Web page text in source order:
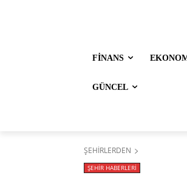
FİNANS
GÜNCEL
ŞEHİRLERDEN
ŞEHİR HABERLERİ